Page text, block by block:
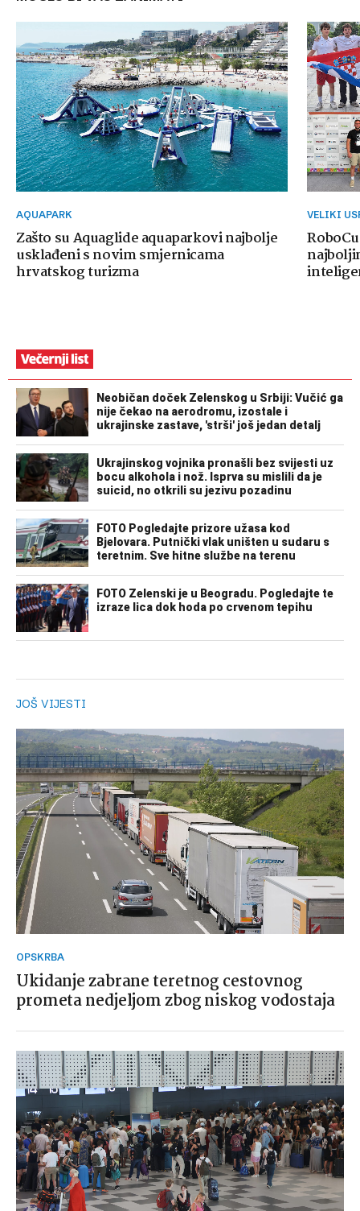
AQUAPARK
Zašto su Aquaglide aquaparkovi najbolje
usklađeni s novim smjernicama
hrvatskog turizma
VELIKI
JOŠ VIJESTI
OPSKRBA
Ukidanje zabrane teretnog cestovnog
prometa nedjeljom zbog niskog vodostaja